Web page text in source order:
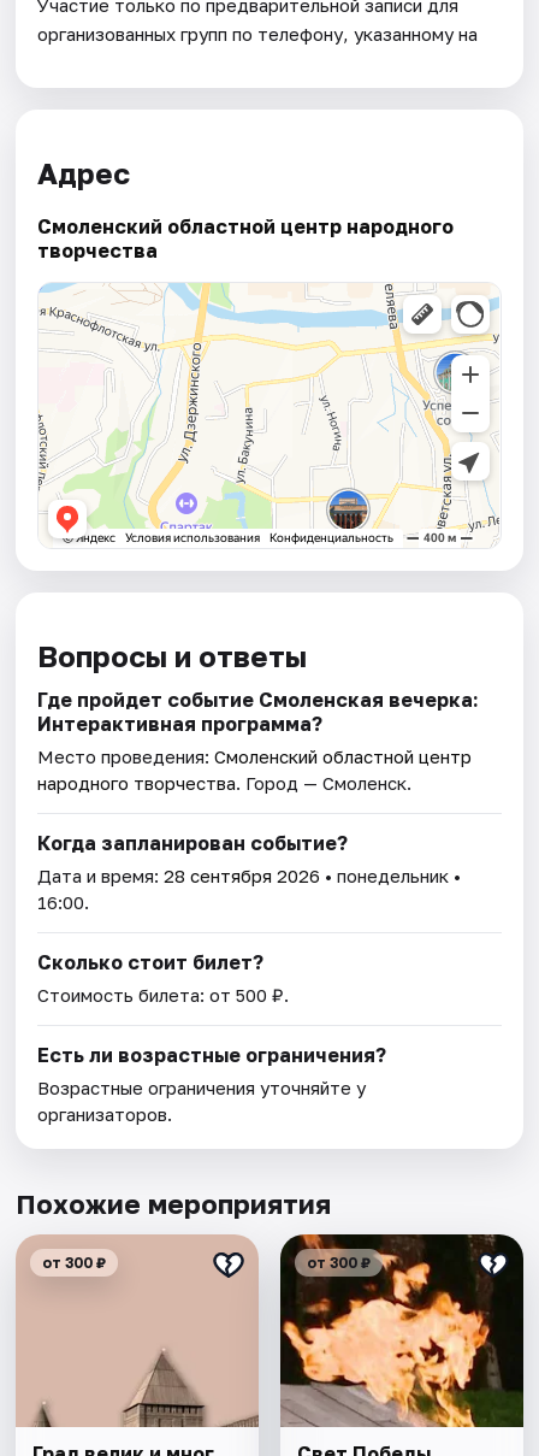
Участие только по предварительной записи для
организованных групп по телефону, указанному на
Адрес
Смоленский областной центр народного
творчества
Вопросы и ответы
Где пройдет событие Смоленская вечерка:
Интерактивная программа?
Место проведения:Смоленский областной центр
народного творчества. Город — Смоленск.
Когда запланирован событие?
Дата и время:28 сентября 2026 • понедельник •
16:00.
Сколько стоит билет?
Стоимость билета: от 500 ₽.
Есть ли возрастные ограничения?
Возрастные ограничения уточняйте у
организаторов.
Похожие мероприятия
от 300 ₽ от 300 ₽